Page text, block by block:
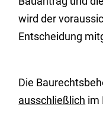
wird der
Entscheidung
Die
ausschließlich im